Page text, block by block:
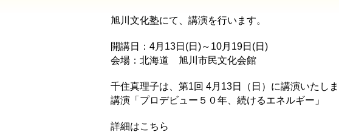
旭川文化塾にて、講演を行います。
開講日：4月13日(日)～10月19日(日)
会場：北海道 旭川市民文化会館
千住真理子は、第1回 4月13日（日）に講演いたしま
講演「プロデビュー５０年、続けるエネルギー」
詳細はこちら